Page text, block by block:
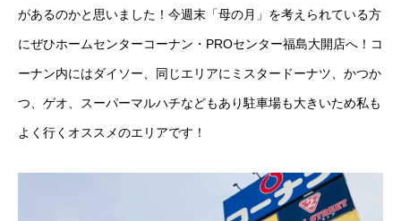
があるのかと思いました！今週末「母の月」を考えられている方
にぜひホームセンターコーナン・PROセンター福島大開店へ！コ
ーナン内にはダイソー、同じエリアにミスタードーナツ、かつか
つ、ゲオ、スーパーマルハチなどもあり駐車場も大きいため私も
よく行くオススメのエリアです！